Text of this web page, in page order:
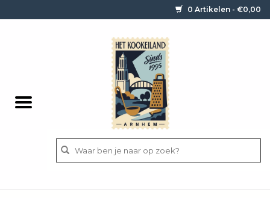
0 Artikelen - €0,00